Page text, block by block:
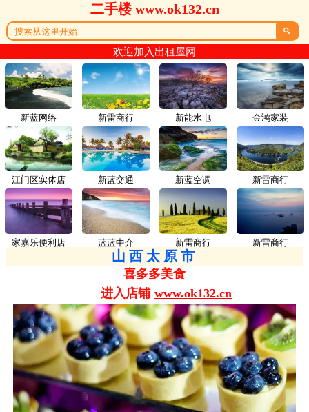
二手楼 www.ok132.cn

欢迎加入出租屋网
新蓝网络 新雷商行
江门区实体店 新蓝交通
家嘉乐便利店 蓝蓝中介
新能水电 金鸿家装
新蓝空调 新雷商行
新雷商行 新雷商行
山西太原市
喜多多美食
进入店铺 www.ok132.cn